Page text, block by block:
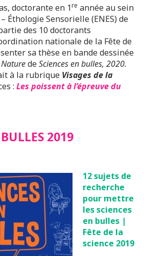
doctorante en 1re année au sein
Éthologie Sensorielle (ENES) de
des 10 doctorants
nationale de la Fête de
sa thèse en bande dessinée
deSciences en bulles, 2020.
à la rubrique Visages de la
: Les poissent à l’épreuve du
2019
12 sujets de
recherche
pour mettre
les sciences
en bulles |
Fête de la
science 2019